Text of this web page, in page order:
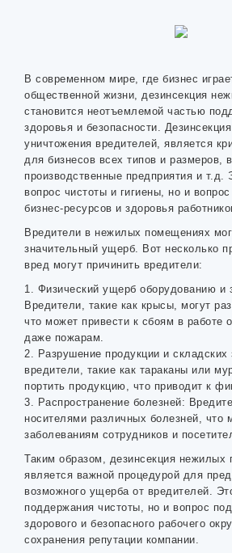
В современном мире, где бизнес
общественной жизни, дезинсекция
становится неотъемлемой частью
здоровья и безопасности.
уничтожения вредителей, является
для бизнесов всех типов и размеров,
производственные предприятия и т.д.
вопрос чистоты и гигиены, но и
бизнес-ресурсов и здоровья
Вредители в нежилых помещениях
значительный ущерб. Вот несколько
вред могут причинить вредители:
1. Физический ущерб оборудованию и
Вредители, такие как крысы, могут
что может привести к сбоям в работе
даже пожарам.
2. Разрушение продукции и складских
вредители, такие как тараканы или
портить продукцию, что приводит к
3. Распространение болезней:
носителями различных болезней, что
заболеваниям сотрудников и
Таким образом, дезинсекция нежилых
является важной процедурой для
возможного ущерба от вредителей.
поддержания чистоты, но и вопрос
здорового и безопасного рабочего
сохранения репутации компании.